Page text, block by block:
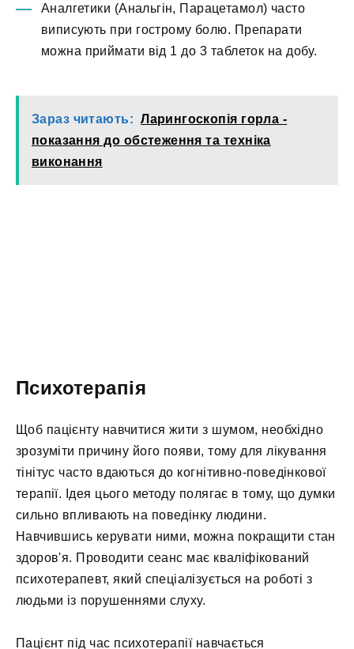
Аналгетики (Анальгін, Парацетамол) часто
виписують при гострому болю. Препарати
можна приймати від 1 до 3 таблеток на добу.
Зараз читають: Ларингоскопія горла -
показання до обстеження та техніка
виконання
Психотерапія
Щоб пацієнту навчитися жити з шумом, необхідно
зрозуміти причину його появи, тому для лікування
тінітус часто вдаються до когнітивно-поведінкової
терапії. Ідея цього методу полягає в тому, що думки
сильно впливають на поведінку людини.
Навчившись керувати ними, можна покращити стан
здоров'я. Проводити сеанс має кваліфікований
психотерапевт, який спеціалізується на роботі з
людьми із порушеннями слуху.
Пацієнт під час психотерапії навчається